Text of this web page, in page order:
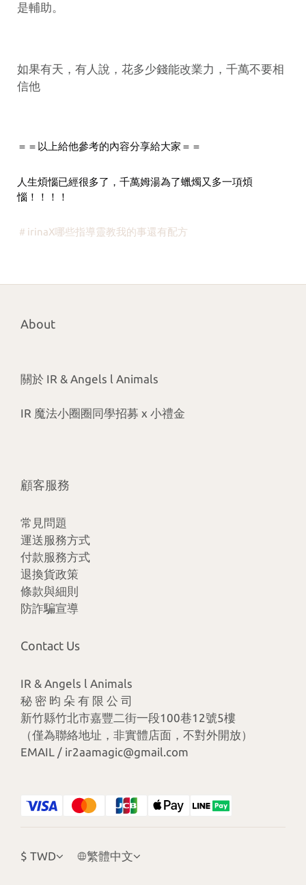
是輔助。
如果有天，有人說，花多少錢能改業力，千萬不要相
信他
＝＝以上給他參考的內容分享給大家＝＝
人生煩惱已經很多了，千萬姆湯為了蠟燭又多一項煩
惱！！！！
＃irinaX哪些指導靈教我的事還有配方
About
關於 IR & Angels l Animals
IR 魔法小圈圈同學招募 x 小禮金
顧客服務
常見問題
運送服務方式
付款服務方式
退換貨政策
條款與細則
防詐騙宣導
Contact Us
IR & Angels l Animals
秘 密 昀 朵 有 限 公 司
新竹縣竹北市嘉豐二街一段100巷12號5樓
（僅為聯絡地址，非實體店面，不對外開放）
EMAIL / ir2aamagic@gmail.com
$ TWD 繁體中文